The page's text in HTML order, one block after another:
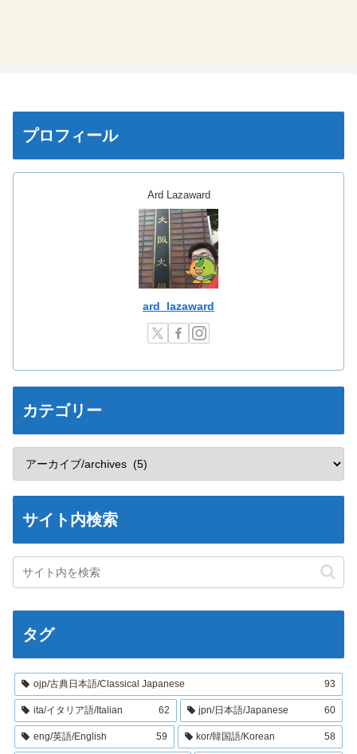
プロフィール
Ard Lazaward
ard_lazaward
カテゴリー
サイト内検索
タグ
ojp/古典日本語/Classical Japanese 93
ita/イタリア語/Italian 62 jpn/日本語/Japanese 60
eng/英語/English 59 kor/韓国語/Korean 58